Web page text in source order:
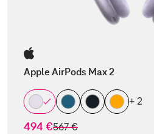
Apple AirPods Max 2
+ 2
494 €statt
567 €